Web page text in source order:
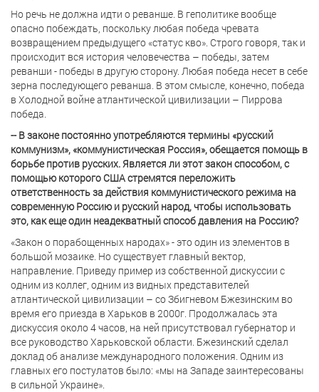
Но речь не должна идти о реванше. В геполитике вообще
опасно побеждать, поскольку любая победа чревата
возвращением предыдущего «статус кво». Строго говоря, так и
происходит вся история человечества – победы, затем
реванши - победы в другую сторону. Любая победа несет в себе
зерна последующего реванша. В этом смысле, конечно, победа
в Холодной войне атлантической цивилизации – Пиррова
победа.
-- В законе постоянно употребляются термины «русский
коммунизм», «коммунистическая Россия», обещается помощь в
борьбе против русских. Является ли этот закон способом, с
помощью которого США стремятся переложить
ответственность за действия коммунистического режима на
современную Россию и русский народ, чтобы использовать
это, как еще один неадекватный способ давления на Россию?
«Закон о порабощенных народах» - это один из элементов в
большой мозаике. Но существует главный вектор,
направление. Приведу пример из собственной дискуссии с
одним из коллег, одним из видных представителей
атлантической цивилизации – со Збигневом Бжезинским во
время его приезда в Харьков в 2000г. Продолжалась эта
дискуссия около 4 часов, на ней присутствовал губернатор и
все руководство Харьковской области. Бжезинский сделал
доклад об анализе международного положения. Одним из
главных его постулатов было: «мы на Западе заинтересованы
в сильной Украине».